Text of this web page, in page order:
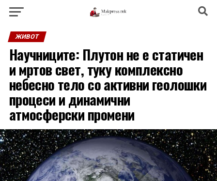
ЖИВОТ
Научниците: Плутон не е статичен
и мртов свет, туку комплексно
небесно тело со активни геолошки
процеси и динамични
атмосферски промени